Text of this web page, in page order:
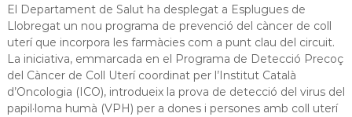
El Departament de Salut ha desplegat a Esplugues de
Llobregat un nou programa de prevenció del càncer de coll
uterí que incorpora les farmàcies com a punt clau del circuit.
La iniciativa, emmarcada en el Programa de Detecció Precoç
del Càncer de Coll Uterí coordinat per l’Institut Català
d’Oncologia (ICO), introdueix la prova de detecció del virus del
papil·loma humà (VPH) per a dones i persones amb coll uterí